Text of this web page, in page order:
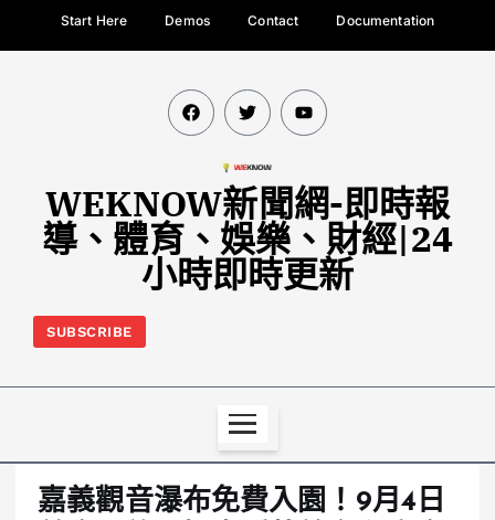
Start Here Demos Contact Documentation
WEKNOW新聞網-即時報
導、體育、娛樂、財經|24
小時即時更新
SUBSCRIBE
嘉義觀音瀑布免費入園！9月4日